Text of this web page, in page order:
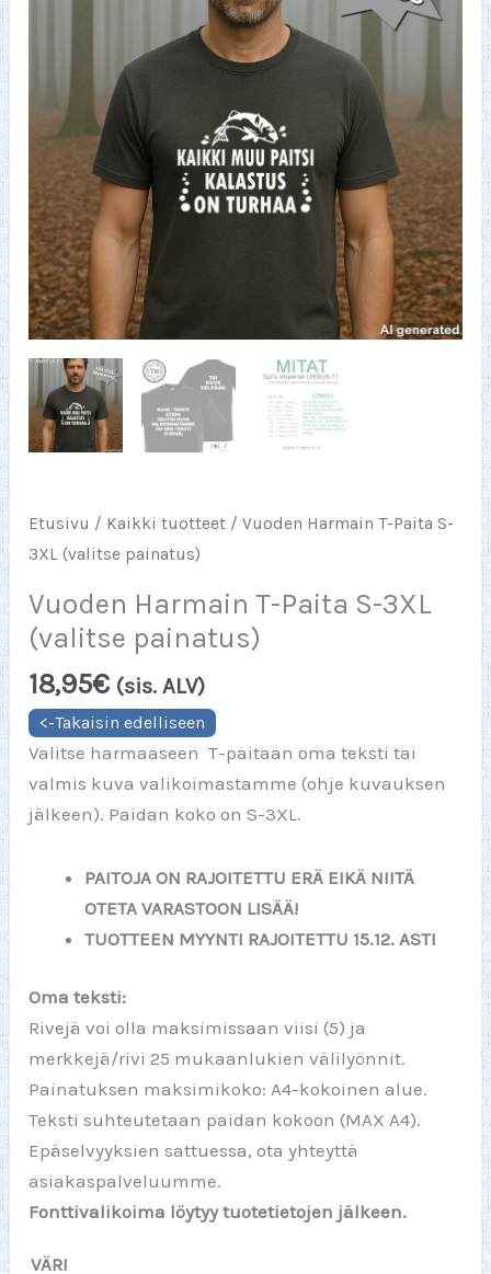
Etusivu / Kaikki tuotteet / Vuoden Harmain T-Paita S-
3XL (valitse painatus)
Vuoden Harmain T-Paita S-3XL
(valitse painatus)
18,95€ (sis. ALV)
Valitse harmaaseen T-paitaan oma teksti tai
valmis kuva valikoimastamme (ohje kuvauksen
jälkeen). Paidan koko on S-3XL.
PAITOJA ON RAJOITETTU ERÄ EIKÄ NIITÄ
OTETA VARASTOON LISÄÄ!
TUOTTEEN MYYNTI RAJOITETTU 15.12. ASTI
Oma teksti:
Rivejä voi olla maksimissaan viisi (5) ja
merkkejä/rivi 25 mukaanlukien välilyönnit.
Painatuksen maksimikoko: A4-kokoinen alue.
Teksti suhteutetaan paidan kokoon (MAX A4).
Epäselvyyksien sattuessa, ota yhteyttä
asiakaspalveluumme.
Fonttivalikoima löytyy tuotetietojen jälkeen.
VÄRI